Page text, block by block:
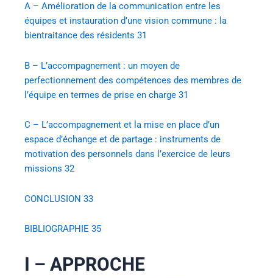
A – Amélioration de la communication entre les
équipes et instauration d’une vision commune : la
bientraitance des résidents 31
B – L’accompagnement : un moyen de
perfectionnement des compétences des membres de
l’équipe en termes de prise en charge 31
C – L’accompagnement et la mise en place d’un
espace d’échange et de partage : instruments de
motivation des personnels dans l’exercice de leurs
missions 32
CONCLUSION 33
BIBLIOGRAPHIE 35
I – APPROCHE